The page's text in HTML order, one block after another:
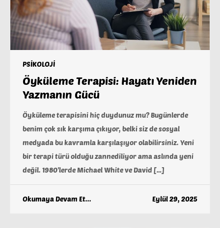
PSİKOLOJİ
Öyküleme Terapisi: Hayatı Yeniden
Yazmanın Gücü
Öyküleme terapisini hiç duydunuz mu? Bugünlerde
benim çok sık karşıma çıkıyor, belki siz de sosyal
medyada bu kavramla karşılaşıyor olabilirsiniz. Yeni
bir terapi türü olduğu zannediliyor ama aslında yeni
değil. 1980’lerde Michael White ve David […]
Okumaya Devam Et... Eylül 29, 2025